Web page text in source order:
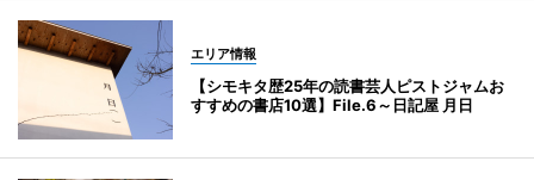
エリア情報
【シモキタ歴25年の読書芸人ピストジャムお
すすめの書店10選】File.6～日記屋 月日